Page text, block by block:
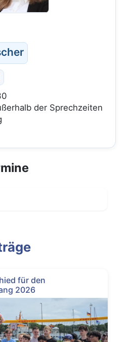
der Sprechzeiten
für den
2026